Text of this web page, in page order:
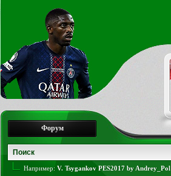
Форум
Например: V. Tsygankov PES2017 by Andrey_Pol